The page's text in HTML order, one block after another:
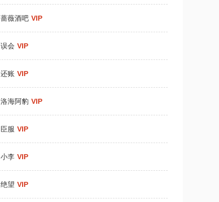
薇酒吧 VIP
会 VIP
账 VIP
海阿豹 VIP
服 VIP
李 VIP
望 VIP